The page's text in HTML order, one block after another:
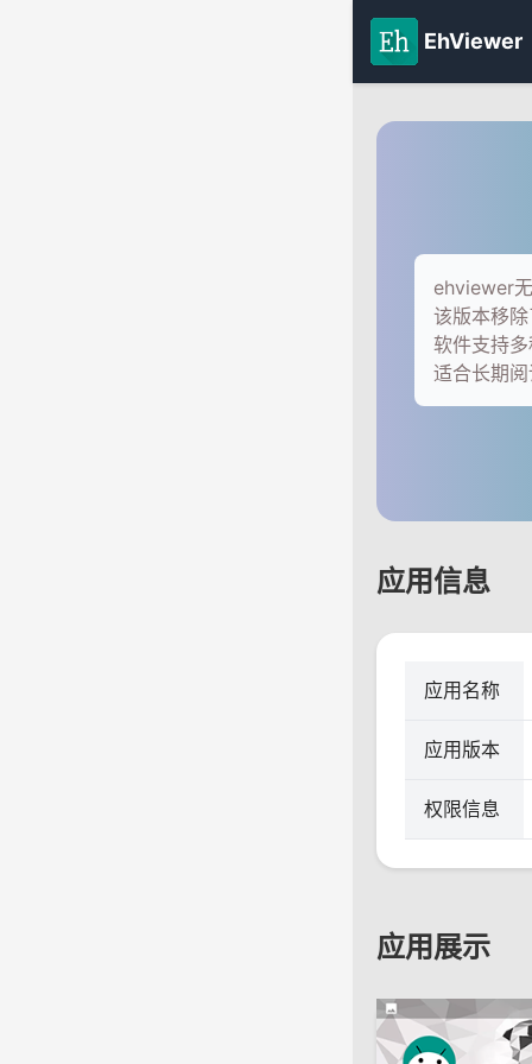
EhViewer
ehviewer
该版本移
软件支持
适合长期
应用信息
应用名称
应用版本
权限信息
应用展示